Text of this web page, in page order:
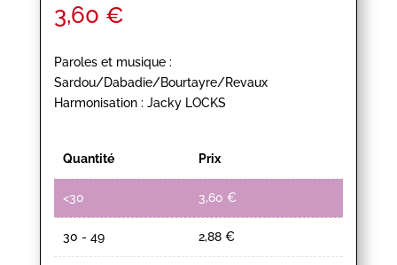
3,60 €
Paroles et musique :
Sardou/Dabadie/Bourtayre/Revaux
Harmonisation : Jacky LOCKS
Quantité Prix
<30 3,60 €
30 - 49 2,88 €